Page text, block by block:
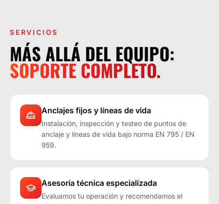
SERVICIOS
MÁS ALLÁ DEL EQUIPO:
SOPORTE COMPLETO.
Anclajes fijos y líneas de vida
Instalación, inspección y testeo de puntos de
anclaje y líneas de vida bajo norma EN 795 / EN
959.
Asesoría técnica especializada
Evaluamos tu operación y recomendamos el